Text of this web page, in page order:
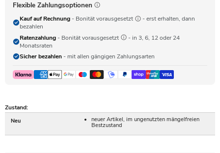
Flexible Zahlungsoptionen
Kauf auf Rechnung - Bonität vorausgesetzt
- erst erhalten, dann
bezahlen
Ratenzahlung - Bonität vorausgesetzt
- in 3, 6, 12 oder 24
Monatsraten
Sicher bezahlen - mit allen gängigen Zahlungsarten
Zustand:
Neu
neuer Artikel, im ungenutzten mängelfreien
Bestzustand